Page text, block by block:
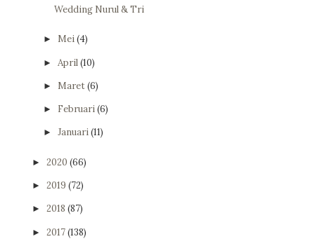
Wedding Nurul & Tri
► Mei(4)
► April(10)
► Maret(6)
► Februari(6)
► Januari(11)
► 2020 (66)
► 2019 (72)
► 2018 (87)
► 2017(138)